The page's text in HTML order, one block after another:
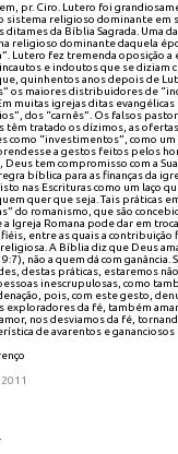
pr. Ciro. Lutero foi
sistema religioso dominante em
ditames da Bíblia Sagrada. Uma
religioso dominante daquela
Lutero fez tremenda oposição a
e indoutos que se diziam
quinhentos anos depois de
os maiores distribuidores de
muitas igrejas ditas evangélicas
dos “carnês”. Os falsos
têm tratado os dízimos, as
como “investimentos”, como um
a gestos feitos pelos
Deus tem compromisso com a
bíblica para as finanças da
nas Escrituras como um laço
quer que seja. Tais práticas
do romanismo, que são
a Igreja Romana pode dar em
entre as quais a contribuição
A Bíblia diz que Deus
não a quem dá com ganância.
destas práticas, estaremos
inescrupulosas, como
pois, com este gesto,
exploradores da fé, também
nos desviamos da fé,
de avarentos e gananciosos